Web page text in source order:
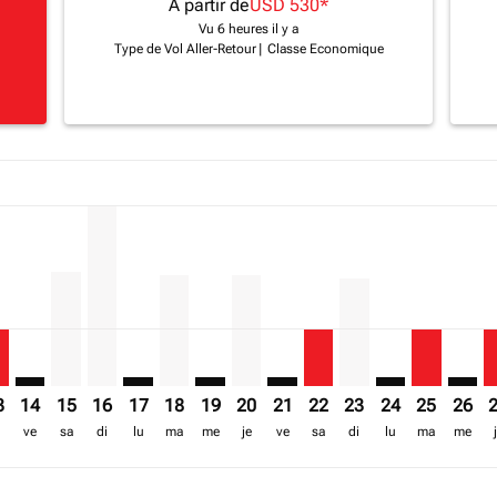
A partir deUSD 530*
Vu 6 heures il y a
Type de Vol Aller-Retour
Classe Economique
USD 1.7K
14
ve
15
sa
16
di
17
lu
18
ma
ZNZ–HAH: cmp-view-offers-
19
me
ZNZ–HAH, 20/08/2026 – 27/08/
20
je
ZNZ–HAH: cmp-view-
21
ve
ZNZ–HAH, 22/08/
22
sa
ZNZ–HAH, 23/08/
23
di
ZNZ–HAH:
24
lu
25
ma
26
me